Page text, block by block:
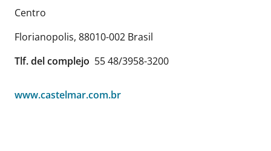
Centro
Florianopolis, 88010-002 Brasil
Tlf. del complejo 55 48/3958-3200
www.castelmar.com.br